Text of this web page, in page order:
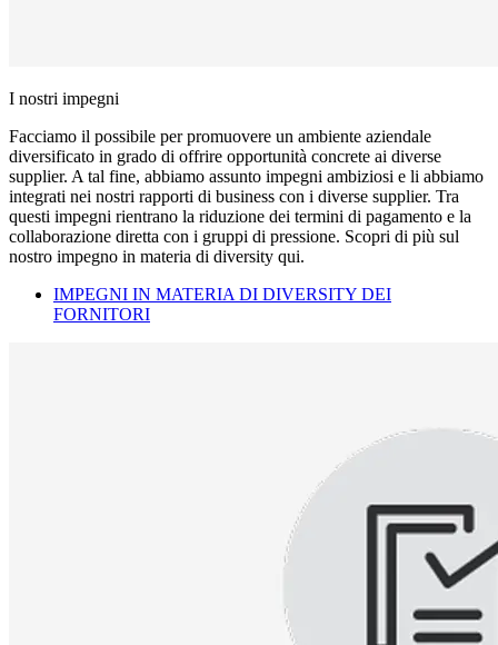
I nostri impegni
Facciamo il possibile per promuovere un ambiente aziendale
diversificato in grado di offrire opportunità concrete ai diverse
supplier. A tal fine, abbiamo assunto impegni ambiziosi e li abbiamo
integrati nei nostri rapporti di business con i diverse supplier. Tra
questi impegni rientrano la riduzione dei termini di pagamento e la
collaborazione diretta con i gruppi di pressione. Scopri di più sul
nostro impegno in materia di diversity qui.
IMPEGNI IN MATERIA DI DIVERSITY DEI
FORNITORI